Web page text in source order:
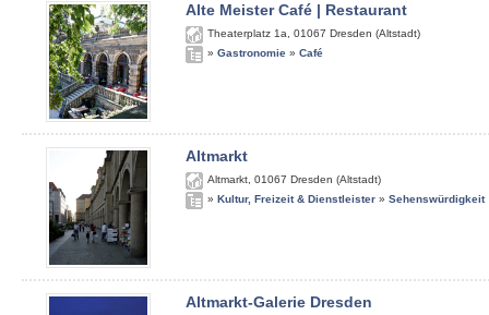
Alte Meister Café | Restaurant
Theaterplatz 1a 01067 Dresden (Altstadt)
» Gastronomie » Café
Altmarkt
Altmarkt 01067 Dresden (Altstadt)
» Kultur, Freizeit & Dienstleister » Sehenswürdigkeit
Altmarkt-Galerie Dresden